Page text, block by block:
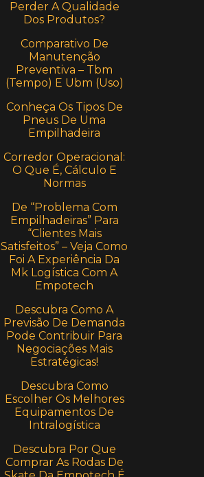
Perder A Qualidade
Dos Produtos?
Comparativo De
Manutenção
Preventiva – Tbm
(Tempo) E Ubm (Uso)
Conheça Os Tipos De
Pneus De Uma
Empilhadeira
Corredor Operacional:
O Que É, Cálculo E
Normas
De “Problema Com
Empilhadeiras” Para
“Clientes Mais
Satisfeitos” – Veja Como
Foi A Experiência Da
Mk Logística Com A
Empotech
Descubra Como A
Previsão De Demanda
Pode Contribuir Para
Negociações Mais
Estratégicas!
Descubra Como
Escolher Os Melhores
Equipamentos De
Intralogística
Descubra Por Que
Comprar As Rodas De